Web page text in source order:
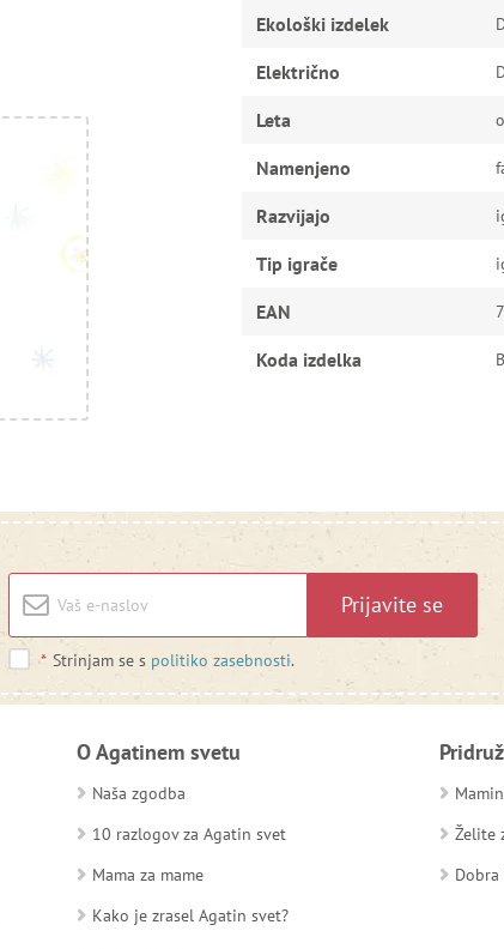
Ekološki izdelek
Električno
Leta
Namenjeno
Razvijajo
Tip igrače
EAN
Koda izdelka
Prijavite se
* Strinjam se s politiko zasebnosti.
O Agatinem svetu
Naša zgodba
10 razlogov za Agatin svet
Mama za mame
Kako je zrasel Agatin svet?
Želite